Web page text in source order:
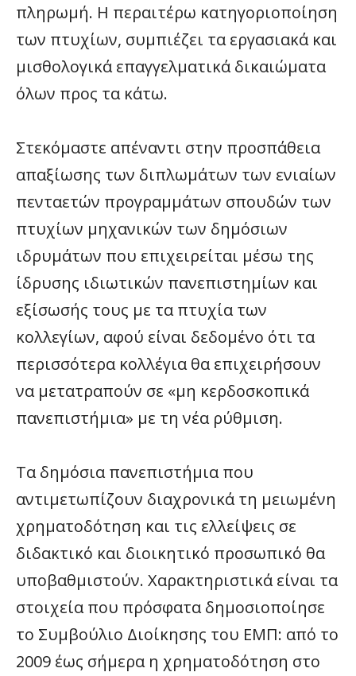
πληρωμή. H περαιτέρω κατηγοριοποίηση
των πτυχίων, συμπιέζει τα εργασιακά και
μισθολογικά επαγγελματικά δικαιώματα
όλων προς τα κάτω.
Στεκόμαστε απέναντι στην προσπάθεια
απαξίωσης των διπλωμάτων των ενιαίων
πενταετών προγραμμάτων σπουδών των
πτυχίων μηχανικών των δημόσιων
ιδρυμάτων που επιχειρείται μέσω της
ίδρυσης ιδιωτικών πανεπιστημίων και
εξίσωσής τους με τα πτυχία των
κολλεγίων, αφού είναι δεδομένο ότι τα
περισσότερα κολλέγια θα επιχειρήσουν
να μετατραπούν σε «μη κερδοσκοπικά
πανεπιστήμια» με τη νέα ρύθμιση.
Τα δημόσια πανεπιστήμια που
αντιμετωπίζουν διαχρονικά τη μειωμένη
χρηματοδότηση και τις ελλείψεις σε
διδακτικό και διοικητικό προσωπικό θα
υποβαθμιστούν. Χαρακτηριστικά είναι τα
στοιχεία που πρόσφατα δημοσιοποίησε
το Συμβούλιο Διοίκησης του ΕΜΠ: από το
2009 έως σήμερα η χρηματοδότηση στο